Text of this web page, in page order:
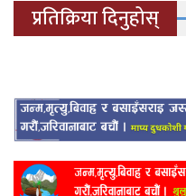
प्रतिक्रिया दिनुहोस्